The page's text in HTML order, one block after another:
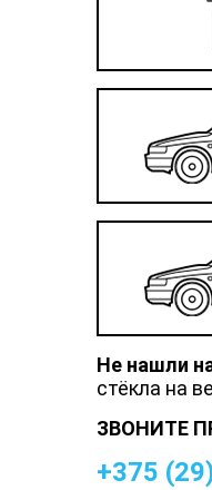
Не нашли
стёкла на
ЗВОНИТЕ
+375 (29